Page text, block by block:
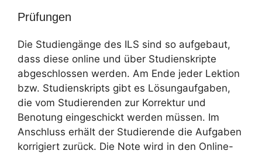
Prüfungen
Die Studiengänge des ILS sind so aufgebaut,
dass diese online und über Studienskripte
abgeschlossen werden. Am Ende jeder Lektion
bzw. Studienskripts gibt es Lösungaufgaben,
die vom Studierenden zur Korrektur und
Benotung eingeschickt werden müssen. Im
Anschluss erhält der Studierende die Aufgaben
korrigiert zurück. Die Note wird in den Online-